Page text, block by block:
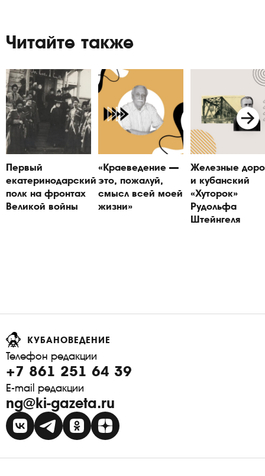
Читайте также
Первый
екатеринодарский
полк на фронтах
Великой войны
«Краеведение —
это, пожалуй,
смысл всей моей
жизни»
Железные
и кубанский
«Хуторок»
Рудольфа
Штейнгеля
КУБАНОВЕДЕНИЕ
Телефон редакции
+7 861 251 64 39
E-mail редакции
ng@ki-gazeta.ru